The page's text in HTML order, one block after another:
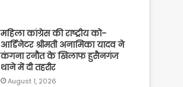
महिला कांग्रेस की राष्ट्रीय को-
आर्डिनेटर श्रीमती अनामिका यादव ने
कंगना रनौत के खिलाफ हुसैनगंज
थाने में दी तहरीर
August 1, 2026